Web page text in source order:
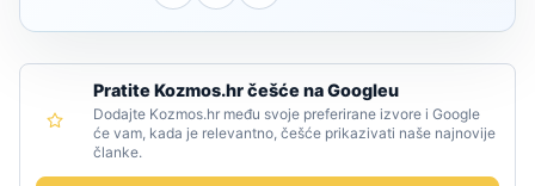
Pratite Kozmos.hr češće na Googleu
Dodajte Kozmos.hr među svoje preferirane izvore i Google
će vam, kada je relevantno, češće prikazivati naše najnovije
članke.